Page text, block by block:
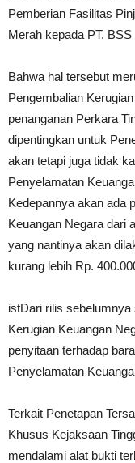
Pemberian Fasilitas
Merah kepada PT. BSS
Bahwa hal tersebut
Pengembalian
penanganan Perkara
dipentingkan untuk
akan tetapi juga tidak
Penyelamatan
Kedepannya akan ada
Keuangan Negara dari
yang nantinya akan
kurang lebih Rp.
istDari rilis
Kerugian Keuangan
penyitaan terhadap
Penyelamatan
Terkait Penetapan
Khusus Kejaksaan
mendalami alat bukti